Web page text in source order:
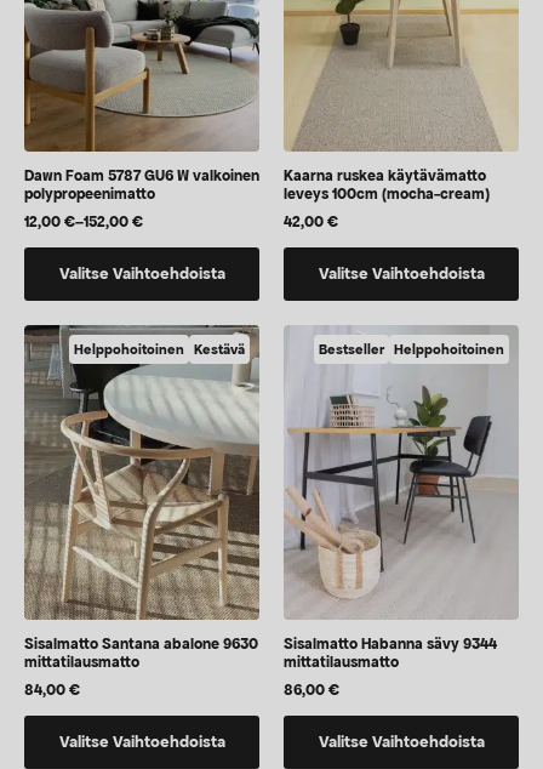
tuotteen
sivulla.
tuotteen
sivulla.
Dawn Foam 5787 GU6 W valkoinen
polypropeenimatto
12,00€–152,00€
Hintaluokka:
12,00 €
152,00 €
Valitse Vaihtoehdoista
useampi
muunnelma.
Voit
tehdä
valinnat
tuotteen
sivulla.
Kaarna ruskea käytävämatto
leveys 100cm (mocha-cream)
42,00€
Valitse Vaihtoehdoista
vaihtoehtoja,
jotka
voidaan
valita
tuotteen
sivulla
Helppohoitoinen Kestävä
Sisalmatto Santana abalone 9630
mittatilausmatto
84,00€
Valitse Vaihtoehdoista
tuotteella
Bestseller Helppohoitoinen
Sisalmatto Habanna sävy 9344
mittatilausmatto
86,00€
Valitse Vaihtoehdoista
tuotteella